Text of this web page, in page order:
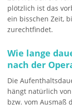
plötzlich ist das
ein bisschen Zeit,
zurechtfindet.
Wie lange
nach der
Die
hängt natürlich
bzw. vom Ausmaß